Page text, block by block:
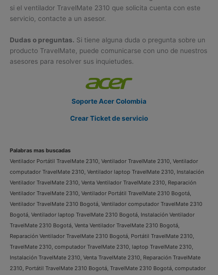
si el ventilador TravelMate 2310 que solicita cuenta con este
servicio, contacte a un asesor.
Dudas o preguntas. Si tiene alguna duda o pregunta sobre un
producto TravelMate, puede comunicarse con uno de nuestros
asesores para resolver sus inquietudes.
Soporte Acer Colombia
Crear Ticket de servicio
Palabras mas buscadas
Ventilador Portátil TravelMate 2310, Ventilador TravelMate 2310, Ventilador
computador TravelMate 2310, Ventilador laptop TravelMate 2310, Instalación
Ventilador TravelMate 2310, Venta Ventilador TravelMate 2310, Reparación
Ventilador TravelMate 2310, Ventilador Portátil TravelMate 2310 Bogotá,
Ventilador TravelMate 2310 Bogotá, Ventilador computador TravelMate 2310
Bogotá, Ventilador laptop TravelMate 2310 Bogotá, Instalación Ventilador
TravelMate 2310 Bogotá, Venta Ventilador TravelMate 2310 Bogotá,
Reparación Ventilador TravelMate 2310 Bogotá, Portátil TravelMate 2310,
TravelMate 2310, computador TravelMate 2310, laptop TravelMate 2310,
Instalación TravelMate 2310, Venta TravelMate 2310, Reparación TravelMate
2310, Portátil TravelMate 2310 Bogotá, TravelMate 2310 Bogotá, computador